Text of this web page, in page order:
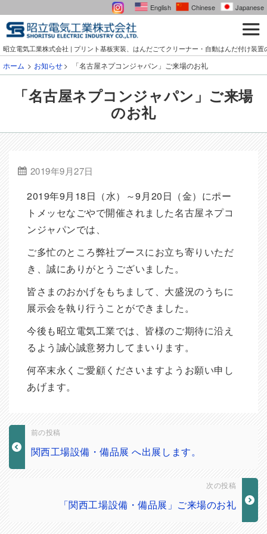
English Chinese Japanese
昭立電気工業株式会社 | プリント基板実装、はんだごてクリーナー・自動はんだ付け装置
ホーム お知らせ 「名古屋ネプコンジャパン」ご来場のお礼
「名古屋ネプコンジャパン」ご来場
のお礼
2019年9月27日
2019年9月18日（水）～9月20日（金）にポー
トメッセなごやで開催されました名古屋ネプコ
ンジャパンでは、
ご多忙のところ弊社ブースにお立ち寄りいただ
き、誠にありがとうございました。
皆さまのおかげをもちまして、大盛況のうちに
展示会を執り行うことができました。
今後も昭立電気工業では、皆様のご期待に沿え
るよう誠心誠意努力してまいります。
何卒末永くご愛顧くださいますようお願い申し
あげます。
前の投稿
関西工場設備・備品展 へ出展します。
次の投稿
「関西工場設備・備品展」ご来場のお礼